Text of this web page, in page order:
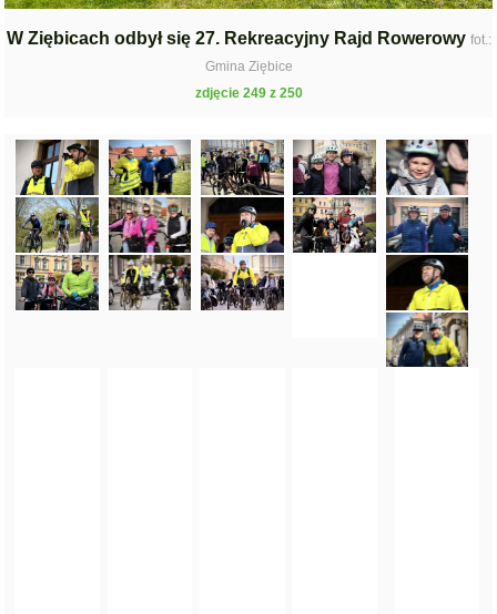
W Ziębicach odbył się 27. Rekreacyjny Rajd Rowerowy fot.:
Gmina Ziębice
zdjęcie 249 z 250